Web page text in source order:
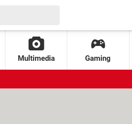
Multimedia Gaming